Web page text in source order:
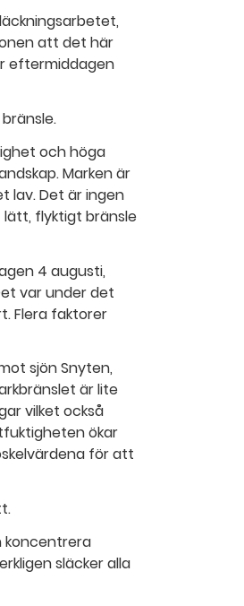
att det här
eftermiddagen
och höga
Marken är
lav. Det är ingen
flyktigt bränsle
4 augusti,
var under det
Flera faktorer
sjön Snyten,
är lite
vilket också
ökar
för att
koncentrera
släcker alla